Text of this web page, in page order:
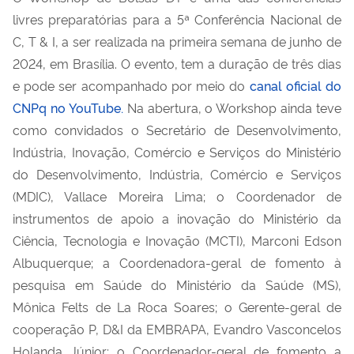
livres preparatórias para a 5ª Conferência Nacional de
C, T & I, a ser realizada na primeira semana de junho de
2024, em Brasília. O evento, tem a duração de três dias
e pode ser acompanhado por meio do canal oficial do
CNPq no YouTube. Na abertura, o Workshop ainda teve
como convidados o Secretário de Desenvolvimento,
Indústria, Inovação, Comércio e Serviços do Ministério
do Desenvolvimento, Indústria, Comércio e Serviços
(MDIC), Vallace Moreira Lima; o Coordenador de
instrumentos de apoio a inovação do Ministério da
Ciência, Tecnologia e Inovação (MCTI), Marconi Edson
Albuquerque; a Coordenadora-geral de fomento à
pesquisa em Saúde do Ministério da Saúde (MS),
Mônica Felts de La Roca Soares; o Gerente-geral de
cooperação P, D&I da EMBRAPA, Evandro Vasconcelos